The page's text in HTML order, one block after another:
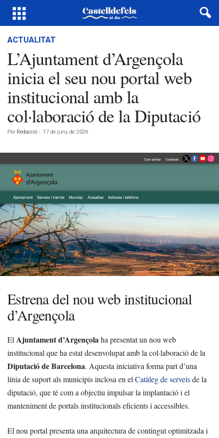
ACTUALITAT
L’Ajuntament d’Argençola
inicia el seu nou portal web
institucional amb la
col·laboració de la Diputació
Por Redacció - 17 de juny de 2026
Estrena del nou web institucional
d’Argençola
El Ajuntament d’Argençolaha presentat un nou web
institucional que ha estat desenvolupat amb la col·laboració de la
Diputació de Barcelona. Aquesta iniciativa forma part d’una
línia de suport als municipis inclosa en el Catàleg de serveisde la
diputació, que té com a objectiu impulsar la implantació i el
manteniment de portals institucionals eficients i accessibles.
El nou portal presenta una arquitectura de contingut optimitzada i